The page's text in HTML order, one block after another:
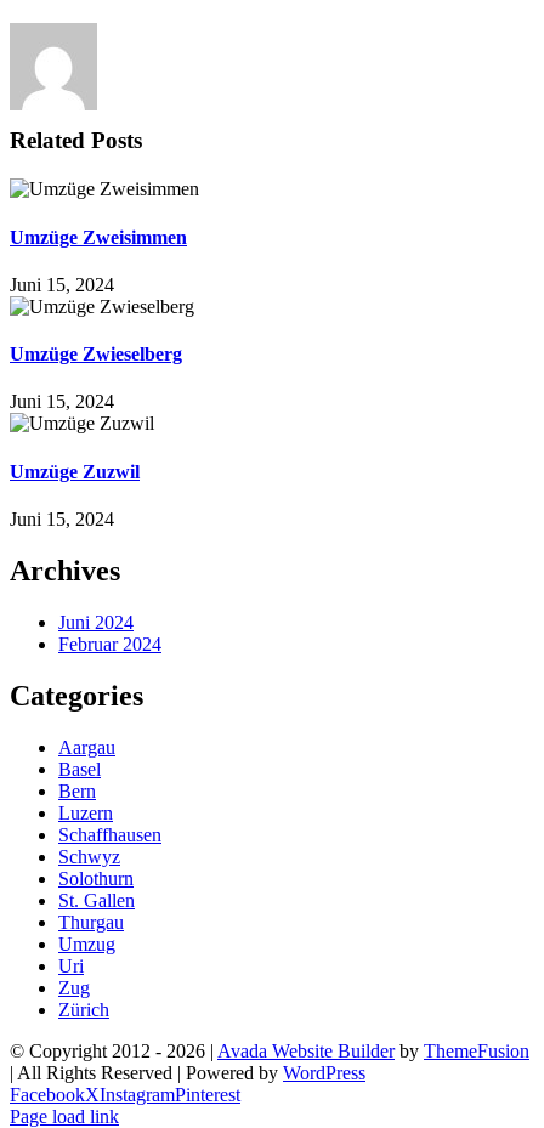
Related Posts
Umzüge Zweisimmen
Juni 15, 2024
Umzüge Zwieselberg
Juni 15, 2024
Umzüge Zuzwil
Juni 15, 2024
Archives
Juni 2024
Februar 2024
Categories
Aargau
Basel
Bern
Luzern
Schaffhausen
Schwyz
Solothurn
St. Gallen
Thurgau
Umzug
Uri
Zug
Zürich
© Copyright 2012 - 2026 | Avada Website Builderby ThemeFusion
| All Rights Reserved | Powered by WordPress
FacebookXInstagramPinterest
Page load link